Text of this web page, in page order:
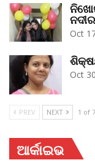
Oct
Oct
PREV NEXT 1 of
ଆର୍କାଇଭ